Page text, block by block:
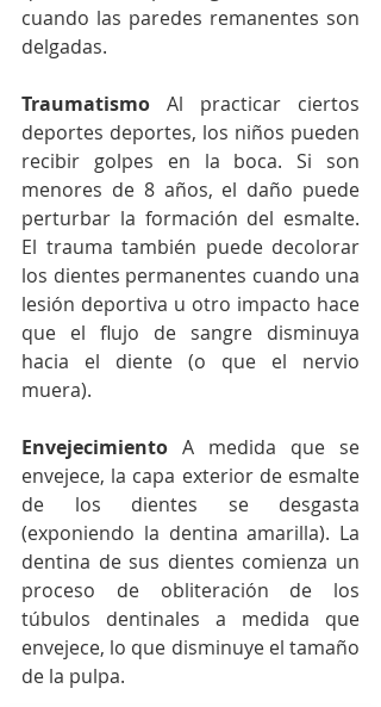
cuando las paredes remanentes son
delgadas.
Traumatismo Al practicar ciertos
deportes deportes, los niños pueden
recibir golpes en la boca. Si son
menores de 8 años, el daño puede
perturbar la formación del esmalte.
El trauma también puede decolorar
los dientes permanentes cuando una
lesión deportiva u otro impacto hace
que el flujo de sangre disminuya
hacia el diente (o que el nervio
muera).
Envejecimiento A medida que se
envejece, la capa exterior de esmalte
de los dientes se desgasta
(exponiendo la dentina amarilla). La
dentina de sus dientes comienza un
proceso de obliteración de los
túbulos dentinales a medida que
envejece, lo que disminuye el tamaño
de la pulpa.